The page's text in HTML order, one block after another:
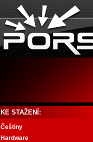
KE STAŽENÍ:
Češtiny
Hardware